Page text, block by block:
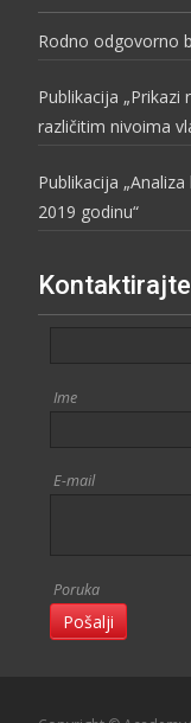
Rodno odgovorno
Publikacija
različitim nivoima
Publikacija
2019 godinu“
Ime
E-mail
Poruka
Pošalji